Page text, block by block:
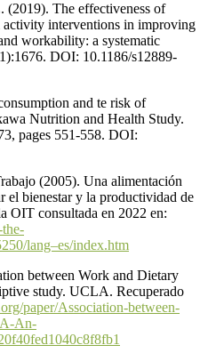
The effectiveness of
interventions in improving
workability: a systematic
DOI: 10.1186/s12889-
and te risk of
Nutrition and Health Study.
pages 551-558. DOI:
(2005). Una alimentación
el bienestar y la productividad de
OIT consultada en 2022 en:
lang–es/index.htm
between Work and Dietary
study. UCLA. Recuperado
paper/Association-between-
An-